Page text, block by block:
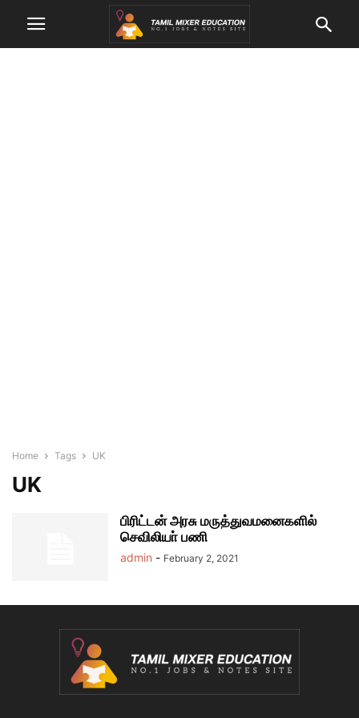
Home Tags UK
UK
பிரிட்டன் அரசு மருத்துவமனைகளில்
செவிலியா் பணி
admin - February 2, 2021